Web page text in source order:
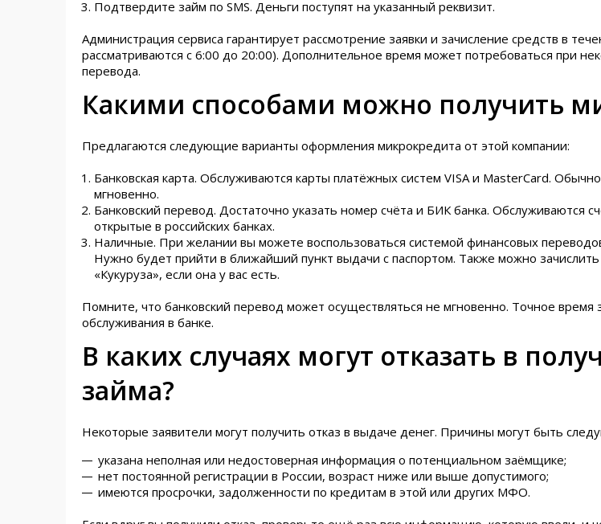
Подтвердите займ по SMS. Деньги поступят на указанный реквизит.
Администрация сервиса гарантирует рассмотрение заявки и зачисление средств в
рассматриваются с 6:00 до 20:00). Дополнительное время может потребоваться при
перевода.
Какими способами можно получить
Предлагаются следующие варианты оформления микрокредита от этой компании:
Банковская карта. Обслуживаются карты платёжных систем VISA и MasterCard.
мгновенно.
Банковский перевод. Достаточно указать номер счёта и БИК банка. Обслуживаются
открытые в российских банках.
Наличные. При желании вы можете воспользоваться системой финансовых
Нужно будет прийти в ближайший пункт выдачи с паспортом. Также можно зачислить
«Кукуруза», если она у вас есть.
Помните, что банковский перевод может осуществляться не мгновенно. Точное время
обслуживания в банке.
В каких случаях могут отказать в
займа?
Некоторые заявители могут получить отказ в выдаче денег. Причины могут быть
указана неполная или недостоверная информация о потенциальном заёмщике;
нет постоянной регистрации в России, возраст ниже или выше допустимого;
имеются просрочки, задолженности по кредитам в этой или других МФО.